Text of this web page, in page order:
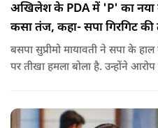
अखिलेश के PDA में 'P' का नया
कसा तंज, कहा- सपा गिरगिट की
बसपा सुप्रीमो मायावती ने सपा के
पर तीखा हमला बोला है. उन्होंने